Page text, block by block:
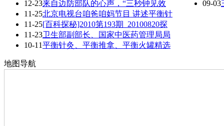
12-23来自边防部队的心声，“三秒钟见效
11-25北京电视台咱爸咱妈节目 讲述平衡针
11-25[百科探秘]2010第193期_20100820探
11-23卫生部副部长、国家中医药管理局局
10-11平衡针灸、平衡推拿、平衡火罐精选
09-03
地图导航